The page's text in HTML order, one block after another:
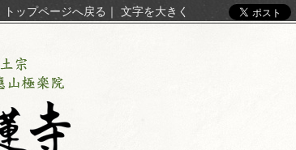
トップページへ戻る ｜ 文字を大きく